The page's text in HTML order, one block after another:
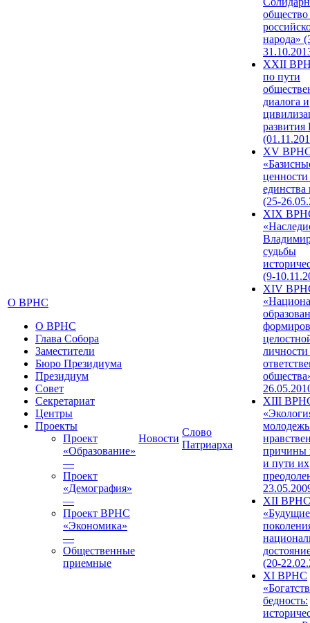
О ВРНС
О ВРНС
Глава Собора
Заместители
Бюро Президиума
Президиум
Совет
Секретариат
Центры
Проекты
Проект
«Образование»
—
Проект
«Демография»
—
Проект ВРНС
«Экономика»
—
Общественные
приемные
Новости
Слово
Патриарха
народа»
XXII
по пути
диалога и
развития
XV
единства
(25-
XIX
судьбы
(9-
XIV
XIII
причины
и пути их
XII ВРНС
«Будущие
(20-
XI ВРНС
бедность: